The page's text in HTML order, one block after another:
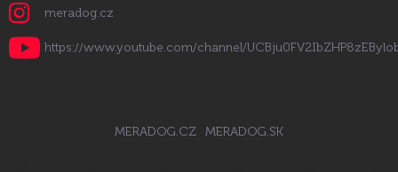
meradog.cz
https://www.youtube.com/channel/
MERADOG.CZ MERADOG.SK